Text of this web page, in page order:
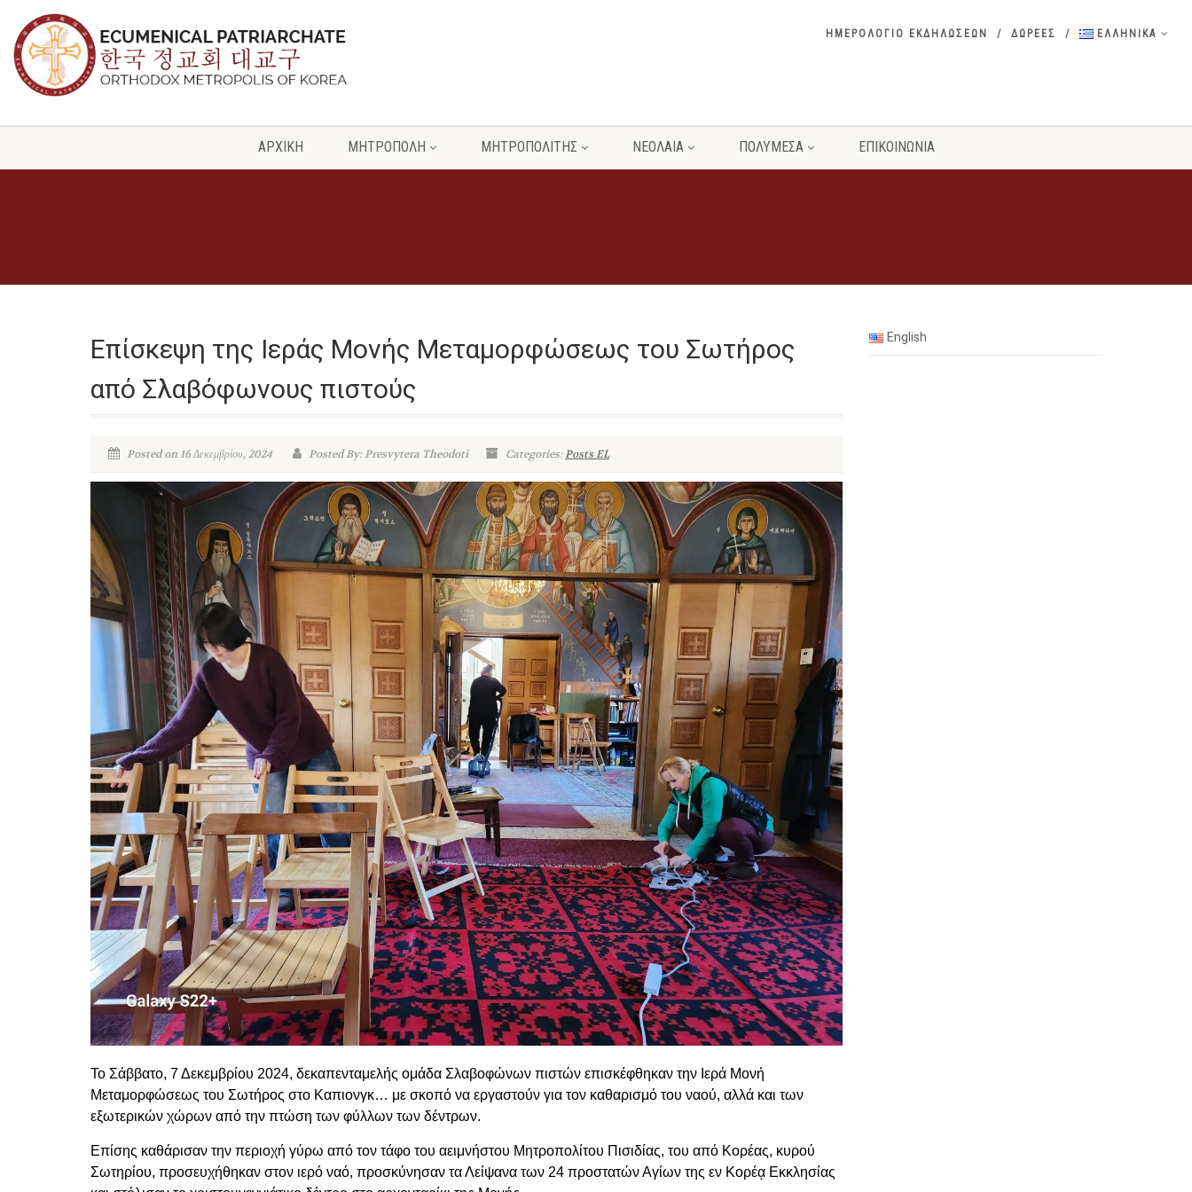
ΗΜΕΡΟΛΟΓΙΟ ΕΚΔΗΛΩΣΕΩΝ ΔΩΡΕΕΣ ΕΛΛΗΝΙΚΑ
ΑΡΧΙΚΗ ΜΗΤΡΟΠΟΛΗ ΜΗΤΡΟΠΟΛΙΤΗΣ ΝΕΟΛΑΙΑ ΠΟΛΥΜΕΣΑ ΕΠΙΚΟΙΝΩΝΙΑ
Επίσκεψη της Ιεράς Μονής Μεταμορφώσεως του Σωτήρος
από Σλαβόφωνους πιστούς
Posted on 16 Δεκεμβρίου, 2024 Posted By: Presvytera Theodoti Categories:Posts EL
Το Σάββατο, 7 Δεκεμβρίου 2024, δεκαπενταμελής ομάδα Σλαβοφώνων πιστών επισκέφθηκαν την Ιερά Μονή
Μεταμορφώσεως του Σωτήρος στο Καπιονγκ… με σκοπό να εργαστούν για τον καθαρισμό του ναού, αλλά και των
εξωτερικών χώρων από την πτώση των φύλλων των δέντρων.
Επίσης καθάρισαν την περιοχή γύρω από τον τάφο του αειμνήστου Μητροπολίτου Πισιδίας, του από Κορέας, κυρού
Σωτηρίου, προσευχήθηκαν στον ιερό ναό, προσκύνησαν τα Λείψανα των 24 προστατών Αγίων της εν Κορέᾳ Εκκλησίας
English